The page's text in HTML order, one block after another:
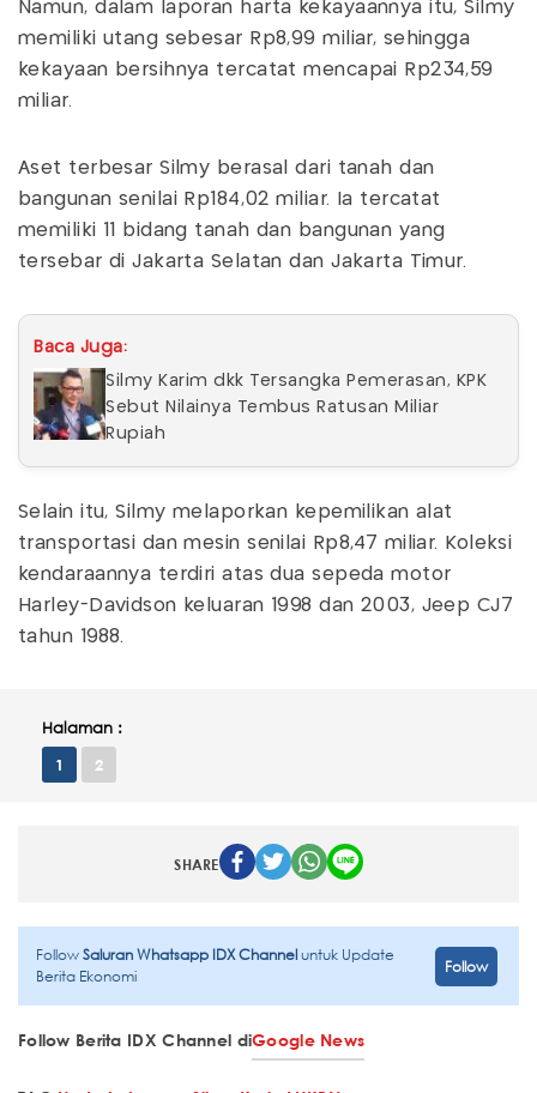
Namun, dalam laporan harta kekayaannya itu, Silmy
memiliki utang sebesar Rp8,99 miliar, sehingga
kekayaan bersihnya tercatat mencapai Rp234,59
miliar.
Aset terbesar Silmy berasal dari tanah dan
bangunan senilai Rp184,02 miliar. Ia tercatat
memiliki 11 bidang tanah dan bangunan yang
tersebar di Jakarta Selatan dan Jakarta Timur.
Baca Juga:
Silmy Karim dkk Tersangka Pemerasan, KPK
Sebut Nilainya Tembus Ratusan Miliar
Rupiah
Selain itu, Silmy melaporkan kepemilikan alat
transportasi dan mesin senilai Rp8,47 miliar. Koleksi
kendaraannya terdiri atas dua sepeda motor
Harley-Davidson keluaran 1998 dan 2003, Jeep CJ7
tahun 1988.
Halaman :
1 2
SHARE
FollowSaluran Whatsapp IDX Channeluntuk Update
Berita Ekonomi
Follow
Follow Berita IDX Channel diGoogle News